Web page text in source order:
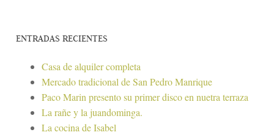
ENTRADAS RECIENTES
Casa de alquiler completa
Mercado tradicional de San Pedro Manrique
Paco Marin presento su primer disco en nuetra terraza
La rañe y la juandominga.
La cocina de Isabel